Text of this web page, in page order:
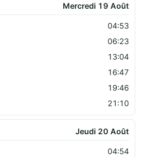
Mercredi 19 Août
04:53
06:23
13:04
16:47
19:46
21:10
Jeudi 20 Août
04:54